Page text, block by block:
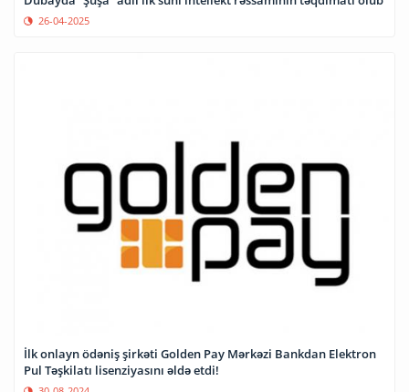
26-04-2025
İlk onlayn ödəniş şirkəti Golden Pay Mərkəzi Bankdan Elektron
Pul Təşkilatı lisenziyasını əldə etdi!